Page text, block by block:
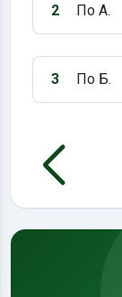
Варіант 2:
2 По А.
Варіант 3:
3 По Б.